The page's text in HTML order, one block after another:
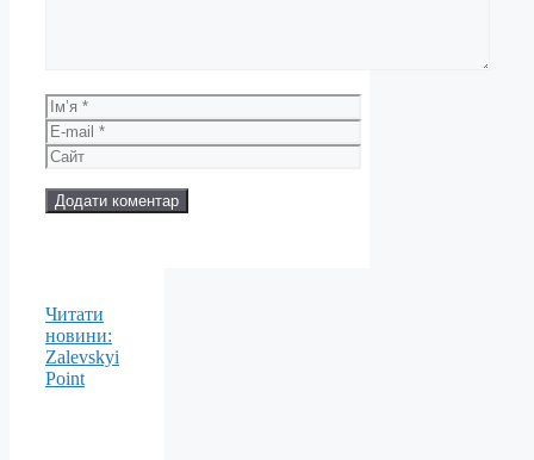
Ім’я
E-
mail
Сайт
Читати
новини:
Zalevskyi
Point